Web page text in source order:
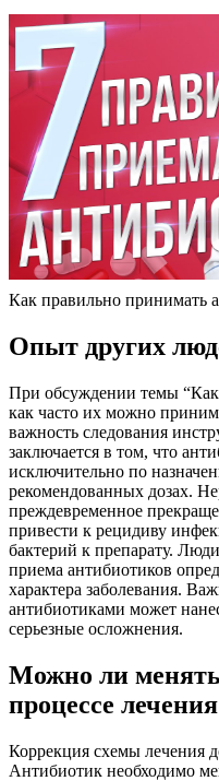
Как правильно принимать
Опыт других
При обсуждении темы
как часто их можно
важность следования
заключается в том, что
исключительно по
рекомендованных дозах.
преждевременное
привести к рецидиву
бактерий к препарату.
приема антибиотиков
характера заболевания.
антибиотиками может
серьезные осложнения.
Можно ли
процессе лечения
Коррекция схемы лечения
Антибиотик необходимо